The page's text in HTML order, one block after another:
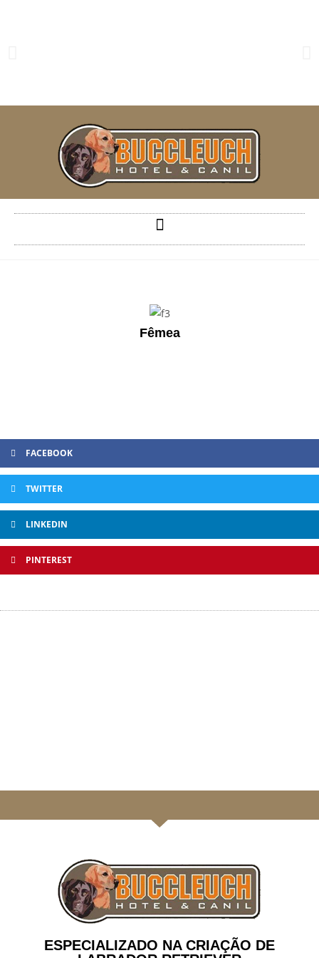
Fêmea
FACEBOOK
TWITTER
LINKEDIN
PINTEREST
ESPECIALIZADO NA CRIAÇÃO DE